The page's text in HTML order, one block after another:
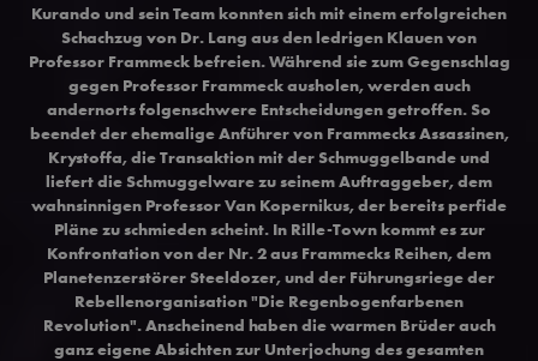
Kurando und sein Team konnten sich mit einem erfolgreichen
Schachzug von Dr. Lang aus den ledrigen Klauen von
Professor Frammeck befreien. Während sie zum Gegenschlag
gegen Professor Frammeck ausholen, werden auch
andernorts folgenschwere Entscheidungen getroffen. So
beendet der ehemalige Anführer von Frammecks Assassinen,
Krystoffa, die Transaktion mit der Schmuggelbande und
liefert die Schmuggelware zu seinem Auftraggeber, dem
wahnsinnigen Professor Van Kopernikus, der bereits perfide
Pläne zu schmieden scheint. In Rille-Town kommt es zur
Konfrontation von der Nr. 2 aus Frammecks Reihen, dem
Planetenzerstörer Steeldozer, und der Führungsriege der
Rebellenorganisation "Die Regenbogenfarbenen
Revolution". Anscheinend haben die warmen Brüder auch
ganz eigene Absichten zur Unterjochung des gesamten